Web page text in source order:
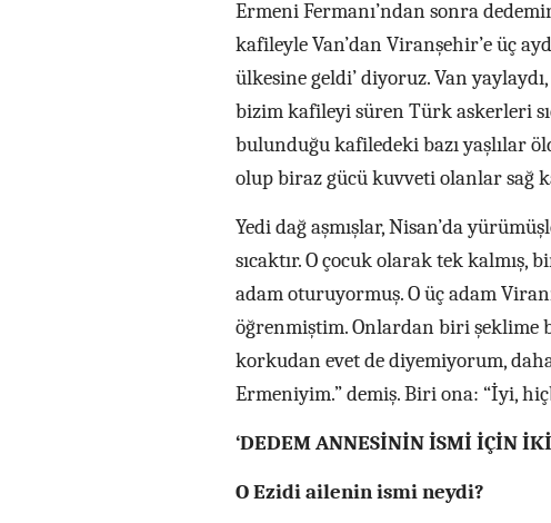
Ermeni Fermanı’ndan sonra
kafileyle Van’dan Viranşehir’e üç
ülkesine geldi’ diyoruz. Van
bizim kafileyi süren Türk askerleri
bulunduğu kafiledeki bazı yaşlılar
olup biraz gücü kuvveti olanlar sağ
Yedi dağ aşmışlar, Nisan’da
sıcaktır. O çocuk olarak tek kalmış,
adam oturuyormuş. O üç adam
öğrenmiştim. Onlardan biri şeklime
korkudan evet de diyemiyorum,
Ermeniyim.” demiş. Biri ona: “İyi,
‘DEDEM ANNESİNİN İSMİ İÇİN İKİ
O Ezidi ailenin ismi neydi?